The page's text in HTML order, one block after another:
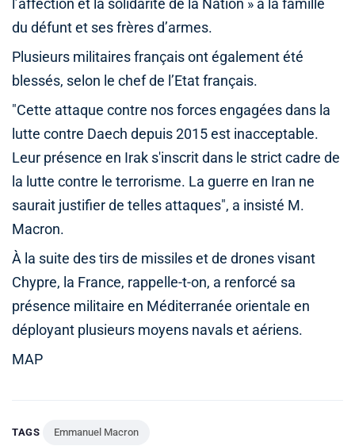
l’affection et la solidarité de la Nation » à la famille
du défunt et ses frères d’armes.
Plusieurs militaires français ont également été
blessés, selon le chef de l’Etat français.
"Cette attaque contre nos forces engagées dans la
lutte contre Daech depuis 2015 est inacceptable.
Leur présence en Irak s'inscrit dans le strict cadre de
la lutte contre le terrorisme. La guerre en Iran ne
saurait justifier de telles attaques", a insisté M.
Macron.
À la suite des tirs de missiles et de drones visant
Chypre, la France, rappelle-t-on, a renforcé sa
présence militaire en Méditerranée orientale en
déployant plusieurs moyens navals et aériens.
MAP
TAGS Emmanuel Macron